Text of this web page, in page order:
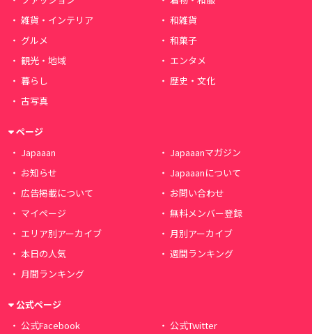
雑貨・インテリア
和雑貨
グルメ
和菓子
観光・地域
エンタメ
暮らし
歴史・文化
古写真
ページ
Japaaan
Japaaanマガジン
お知らせ
Japaaanについて
広告掲載について
お問い合わせ
マイページ
無料メンバー登録
エリア別アーカイブ
月別アーカイブ
本日の人気
週間ランキング
月間ランキング
公式ページ
公式Facebook
公式Twitter